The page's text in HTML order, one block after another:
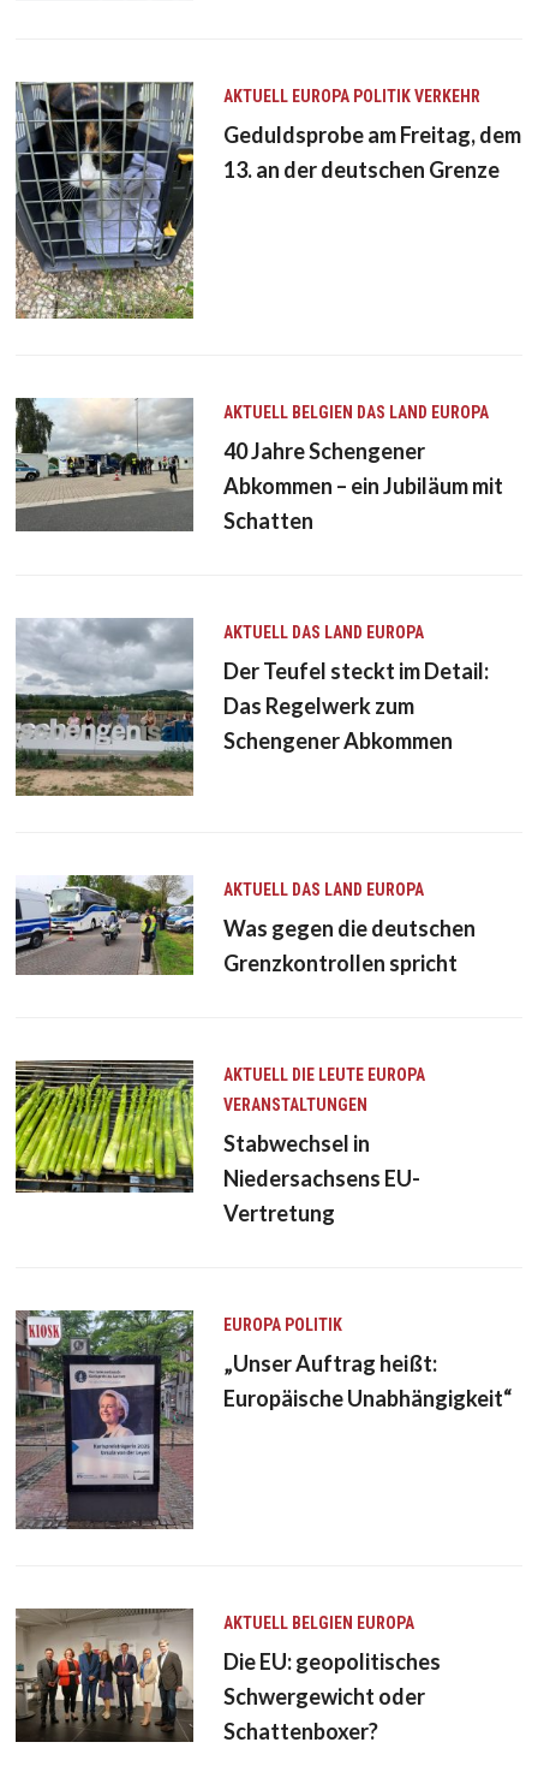
AKTUELL EUROPA POLITIKVERKEHR
Geduldsprobe am Freitag, dem
13. an der deutschen Grenze
AKTUELL BELGIEN DAS LAND EUROPA
40 Jahre Schengener
Abkommen – ein Jubiläum mit
Schatten
AKTUELL DAS LAND EUROPA
Der Teufel steckt im Detail:
Das Regelwerk zum
Schengener Abkommen
AKTUELL DAS LAND EUROPA
Was gegen die deutschen
Grenzkontrollen spricht
AKTUELL DIE LEUTE EUROPA
VERANSTALTUNGEN
Stabwechsel in
Niedersachsens EU-
Vertretung
EUROPA POLITIK
„Unser Auftrag heißt:
Europäische Unabhängigkeit“
AKTUELL BELGIEN EUROPA
Die EU: geopolitisches
Schwergewicht oder
Schattenboxer?